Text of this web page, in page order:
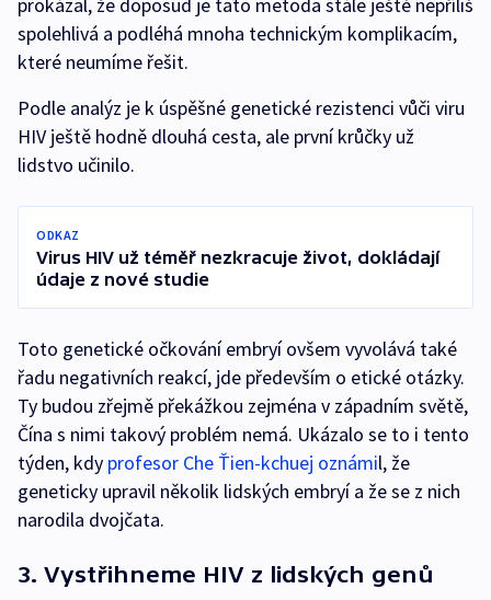
prokázal, že doposud je tato metoda stále ještě nepříliš
spolehlivá a podléhá mnoha technickým komplikacím,
které neumíme řešit.
Podle analýz je k úspěšné genetické rezistenci vůči viru
HIV ještě hodně dlouhá cesta, ale první krůčky už
lidstvo učinilo.
ODKAZ
Virus HIV už téměř nezkracuje život, dokládají
údaje z nové studie
Toto genetické očkování embryí ovšem vyvolává také
řadu negativních reakcí, jde především o etické otázky.
Ty budou zřejmě překážkou zejména v západním světě,
Čína s nimi takový problém nemá. Ukázalo se to i tento
týden, kdy profesor Che Ťien-kchuej oznámil, že
geneticky upravil několik lidských embryí a že se z nich
narodila dvojčata.
3. Vystřihneme HIV z lidských genů